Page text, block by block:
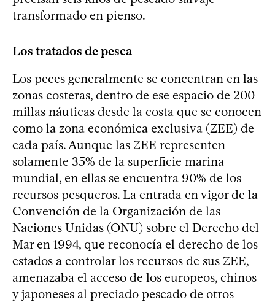
transformado en pienso.
Los tratados de pesca
Los peces generalmente se concentran en las
zonas costeras, dentro de ese espacio de 200
millas náuticas desde la costa que se conocen
como la zona económica exclusiva (ZEE) de
cada país. Aunque las ZEE representen
solamente 35% de la superficie marina
mundial, en ellas se encuentra 90% de los
recursos pesqueros. La entrada en vigor de la
Convención de la Organización de las
Naciones Unidas (ONU) sobre el Derecho del
Mar en 1994, que reconocía el derecho de los
estados a controlar los recursos de sus ZEE,
amenazaba el acceso de los europeos, chinos
y japoneses al preciado pescado de otros